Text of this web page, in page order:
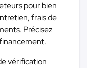
pour bien
frais de
Précisez
vérification